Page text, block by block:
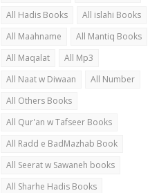
All Hadis Books
All islahi Books
All Maahname
All Mantiq Books
All Maqalat
All Mp3
All Naat w Diwaan
All Number
All Others Books
All Qur'an w Tafseer Books
All Radd e BadMazhab Book
All Seerat w Sawaneh books
All Sharhe Hadis Books